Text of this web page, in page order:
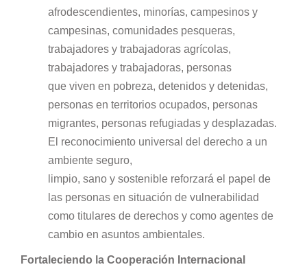
afrodescendientes, minorías, campesinos y
campesinas, comunidades pesqueras,
trabajadores y trabajadoras agrícolas,
trabajadores y trabajadoras, personas
que viven en pobreza, detenidos y detenidas,
personas en territorios ocupados, personas
migrantes, personas refugiadas y desplazadas.
El reconocimiento universal del derecho a un
ambiente seguro,
limpio, sano y sostenible reforzará el papel de
las personas en situación de vulnerabilidad
como titulares de derechos y como agentes de
cambio en asuntos ambientales.
Fortaleciendo la Cooperación Internacional